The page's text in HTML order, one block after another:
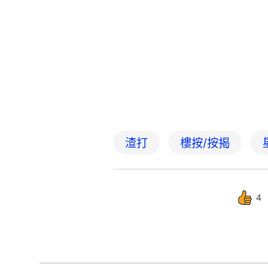
渣打 樓按/按揭
4